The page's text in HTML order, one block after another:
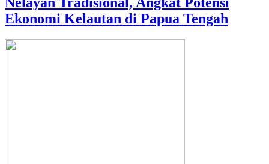
Ekonomi Kelautan di Papua Tengah